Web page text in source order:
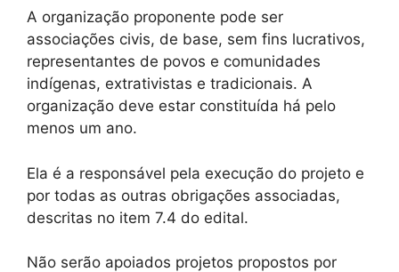
A organização proponente pode ser
associações civis, de base, sem fins lucrativos,
representantes de povos e comunidades
indígenas, extrativistas e tradicionais. A
organização deve estar constituída há pelo
menos um ano.
Ela é a responsável pela execução do projeto e
por todas as outras obrigações associadas,
descritas no item 7.4 do edital.
Não serão apoiados projetos propostos por